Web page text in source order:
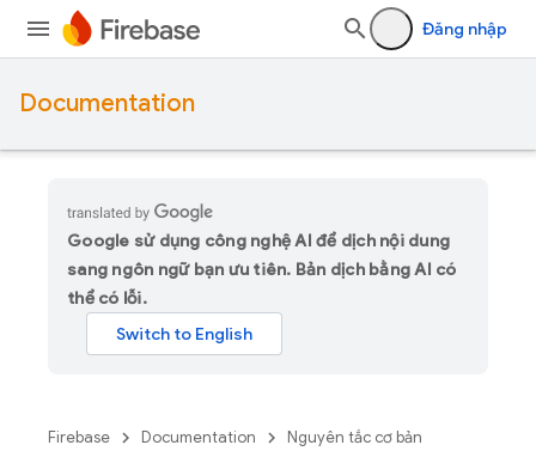
Đăng nhập
Documentation
Google sử dụng công nghệ AI để dịch nội dung
sang ngôn ngữ bạn ưu tiên. Bản dịch bằng AI có
thể có lỗi.
Firebase Documentation Nguyên tắc cơ bản